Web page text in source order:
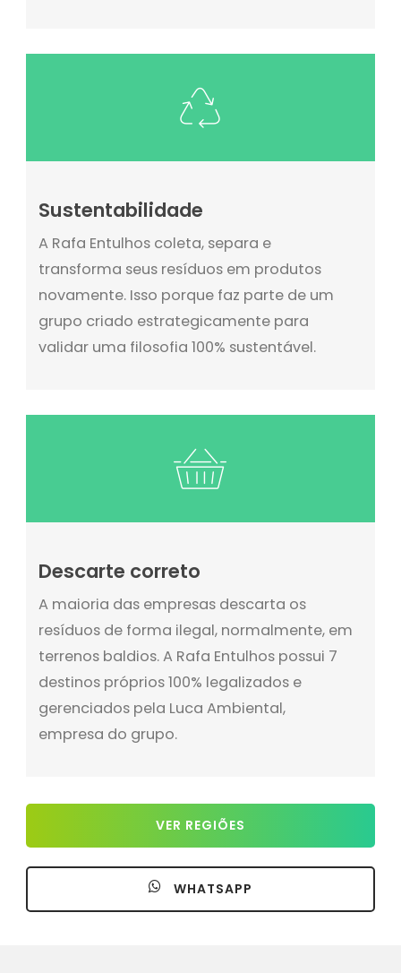
Sustentabilidade
A Rafa Entulhos coleta, separa e
transforma seus resíduos em produtos
novamente. Isso porque faz parte de um
grupo criado estrategicamente para
validar uma filosofia 100% sustentável.
Descarte correto
A maioria das empresas descarta os
resíduos de forma ilegal, normalmente, em
terrenos baldios. A Rafa Entulhos possui 7
destinos próprios 100% legalizados e
gerenciados pela Luca Ambiental,
empresa do grupo.
VER REGIÕES
WHATSAPP